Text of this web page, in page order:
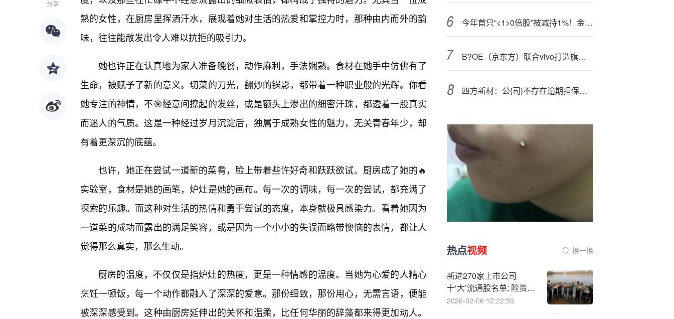
分享
熟的女性，在厨房里挥洒汗水，展现着她对生活的热爱和掌控力时，那种由内而外的韵
味，往往能散发出令人难以抗拒的吸引力。
她也许正在认真地为家人准备晚餐，动作麻利，手法娴熟。食材在她手中仿佛有了
生命，被赋予了新的意义。切菜的刀光，翻炒的锅影，都带着一种职业般的光辉。你看
她专注的神情，不🎯经意间撩起的发丝，或是额头上渗出的细密汗珠，都透着一股真实
而迷人的气质。这是一种经过岁月沉淀后，独属于成熟女性的魅力，无关青春年少，却
有着更深沉的底蕴。
也许，她正在尝试一道新的菜肴，脸上带着些许好奇和跃跃欲试。厨房成了她的🔥
实验室，食材是她的画笔，炉灶是她的画布。每一次的调味，每一次的尝试，都充满了
探索的乐趣。而这种对生活的热情和勇于尝试的态度，本身就极具感染力。看着她因为
一道菜的成功而露出的满足笑容，或是因为一个小小的失误而略带懊恼的表情，都让人
觉得那么真实，那么生动。
厨房的温度，不仅仅是指炉灶的热度，更是一种情感的温度。当她为心爱的人精心
烹饪一顿饭，每一个动作都融入了深深的爱意。那份细致，那份用心，无需言语，便能
被深深感受到。这种由厨房延伸出的关怀和温柔，比任何华丽的辞藻都来得更加动人。
今年首只“<1>0倍股”被减持1%！金风投控仍持有4.40%上纬新材股份
B?OE（京东方）联合vivo打造旗舰vivo X300系列 多项核心技术定义屏幕新标杆
四方新材：公{司}不存在逾期担保的情形
热点视频 换一换
新进270家上市公司
十‘大’流通股名单; 险资前
三季度加大权益投资
2026-02-06 12:22:39